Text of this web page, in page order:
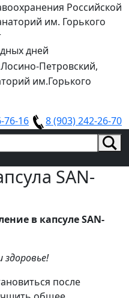
Российской
им. Горького
дней
Петровский,
им.Горького
76-16
8 (903) 242-26-70
SAN-
в капсуле SAN-
здоровье!
после